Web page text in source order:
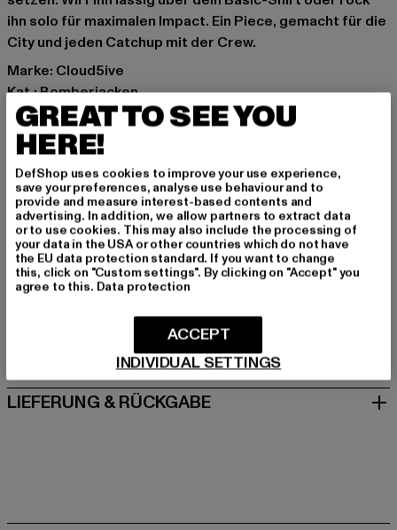
ihn solo für maximalen Impact. Ein Piece, gemacht für die
City und jeden Catchup mit der Crew.
Marke: Cloud5ive
Kat.: Bomberjacken
Farbe: schwarz, grün
Hersteller Farbe: black/green
Materialzusammensetzung: 95% Polyester, 5% Elasthan
Art.Nr: 25096001-01228
Hersteller: Bestseller Textilhandels GmbH |
hamburg@bestseller.com
Modering 1,Haus A | 22457 Hamburg | DE
GRÖSSE & PASSFORM
PFLEGEHINWEISE
LIEFERUNG & RÜCKGABE
GREAT TO SEE YOU
HERE!
DefShop uses cookies to improve your use experience,
save your preferences, analyse use behaviour and to
provide and measure interest-based contents and
advertising. In addition, we allow partners to extract data
or to use cookies. This may also include the processing of
your data in the USA or other countries which do not have
the EU data protection standard. If you want to change
this, click on "Custom settings". By clicking on "Accept" you
agree to this. Data protection
INDIVIDUAL SETTINGS
ACCEPT